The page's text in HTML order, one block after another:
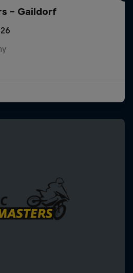
– Gaildorf